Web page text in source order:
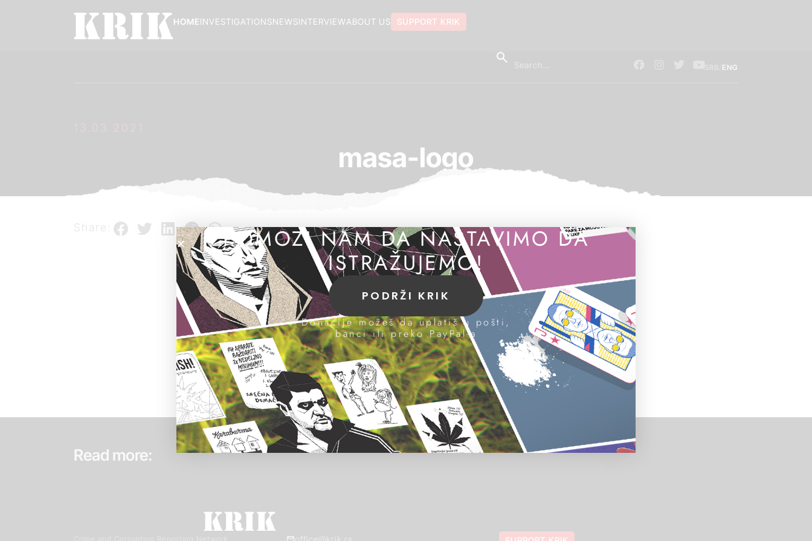
SUPPORT KRIK
ABOUT US
INTERVIEW
NEWS
INVESTIGATIONS
HOME
ENG
13.03.2021.
masa-logo
Share:
Read more:
Crime and Corruption Reporting Network office@krik.rs
POMOZI NAM DA NASTAVIMO DA
ISTRAŽUJEMO!
PODRŽI KRIK
Donacije možeš da uplatiš u pošti,
banci ili preko PayPal-a